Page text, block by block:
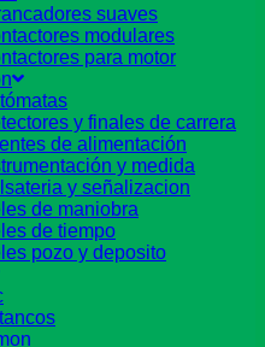
suaves
modulares
para motor
y finales de carrera
de alimentación
y medida
y señalizacion
de maniobra
de tiempo
pozo y deposito